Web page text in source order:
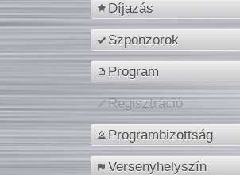
Díjazás
Szponzorok
Program
Regisztráció
Programbizottság
Versenyhelyszín